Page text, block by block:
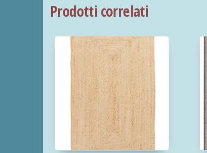
Prodotti correlati